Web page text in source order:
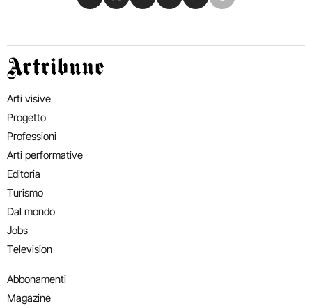
Artribune
Arti visive
Progetto
Professioni
Arti performative
Editoria
Turismo
Dal mondo
Jobs
Television
Abbonamenti
Magazine